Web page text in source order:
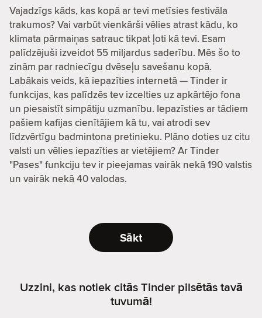
Vajadzīgs kāds, kas kopā ar tevi metīsies festivāla
trakumos? Vai varbūt vienkārši vēlies atrast kādu, ko
klimata pārmaiņas satrauc tikpat ļoti kā tevi. Esam
palīdzējuši izveidot 55 miljardus saderību. Mēs šo to
zinām par radniecīgu dvēseļu savešanu kopā.
Labākais veids, kā iepazīties internetā — Tinder ir
funkcijas, kas palīdzēs tev izcelties uz apkārtējo fona
un piesaistīt simpātiju uzmanību. Iepazīsties ar tādiem
pašiem kafijas cienītājiem kā tu, vai atrodi sev
līdzvērtīgu badmintona pretinieku. Plāno doties uz citu
valsti un vēlies iepazīties ar vietējiem? Ar Tinder
"Pases" funkciju tev ir pieejamas vairāk nekā 190 valstis
un vairāk nekā 40 valodas.
Sākt
Uzzini, kas notiek citās Tinder pilsētās tavā
tuvumā!